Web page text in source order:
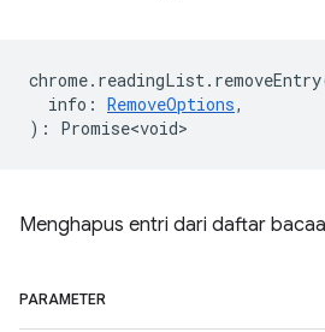
chrome. readingList . removeEntry
info : RemoveOptions,
) : Promise<void>
Menghapus entri dari daftar
PARAMETER